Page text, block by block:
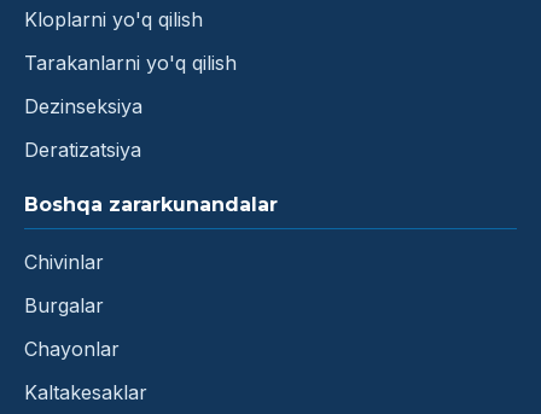
Kloplarni yo'q qilish
Tarakanlarni yo'q qilish
Dezinseksiya
Deratizatsiya
Boshqa zararkunandalar
Chivinlar
Burgalar
Chayonlar
Kaltakesaklar